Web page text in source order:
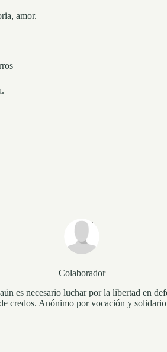
amor.
Colaborador
es necesario luchar por la libertad en
credos. Anónimo por vocación y